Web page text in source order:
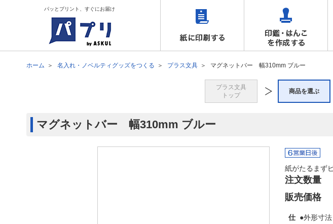
パッとプリント、すぐにお届け
ホーム 名入れ・ノベルティグッズをつくる プラス文具 マグネットバー 幅310mm ブルー
プラス文具
トップ
商品を選ぶ
マグネットバー 幅310mm ブルー
紙がたるまず
注文数量
販売価格
仕 ●外形寸